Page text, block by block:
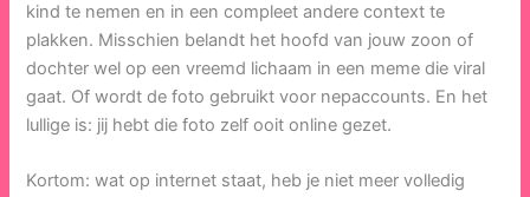
kind te nemen en in een compleet andere context te
plakken. Misschien belandt het hoofd van jouw zoon of
dochter wel op een vreemd lichaam in een meme die viral
gaat. Of wordt de foto gebruikt voor nepaccounts. En het
lullige is: jij hebt die foto zelf ooit online gezet.
Kortom: wat op internet staat, heb je niet meer volledig